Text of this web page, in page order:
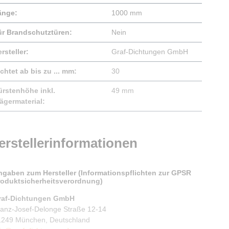
1000 mm
Brandschutztüren: Nein
Graf-Dichtungen GmbH
ab bis zu ... mm: 30
inkl.
49 mm
zum Hersteller (Informationspflichten zur GPSR
Dichtungen GmbH
Josef-Delonge Straße 12-14
München, Deutschland